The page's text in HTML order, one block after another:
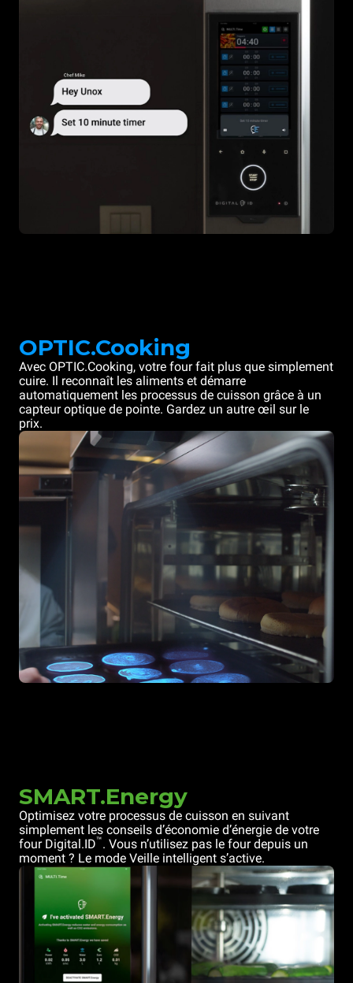
OPTIC.Cooking
Avec OPTIC.Cooking, votre four fait plus que simplement
cuire. Il reconnaît les aliments et démarre
automatiquement les processus de cuisson grâce à un
capteur optique de pointe. Gardez un autre œil sur le
prix.
SMART.Energy
Optimisez votre processus de cuisson en suivant
simplement les conseils d’économie d’énergie de votre
four Digital.ID™. Vous n’utilisez pas le four depuis un
moment ? Le mode Veille intelligent s’active.